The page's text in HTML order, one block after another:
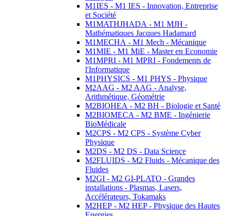
M1IES - M1 IES - Innovation, Entreprise
et Société
M1MATHJHADA - M1 MJH -
Mathématiques Jacques Hadamard
M1MECHA - M1 Mech - Mécanique
M1MIE - M1 MiE - Master en Economie
M1MPRI - M1 MPRI - Fondements de
l'Informatique
M1PHYSICS - M1 PHYS - Physique
M2AAG - M2 AAG - Analyse,
Arithmétique, Géométrie
M2BIOHEA - M2 BH - Biologie et Santé
M2BIOMECA - M2 BME - Ingénierie
BioMédicale
M2CPS - M2 CPS - Système Cyber
Physique
M2DS - M2 DS - Data Science
M2FLUIDS - M2 Fluids - Mécanique des
Fluides
M2GI - M2 GI-PLATO - Grandes
installations - Plasmas, Lasers,
Accélérateurs, Tokamaks
M2HEP - M2 HEP - Physique des Hautes